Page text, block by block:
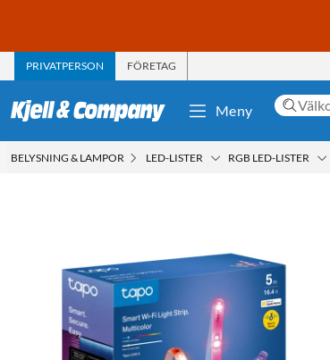
PRIVATPERSON FÖRETAG
Meny
BELYSNING & LAMPOR LED-LISTER RGB LED-LISTER